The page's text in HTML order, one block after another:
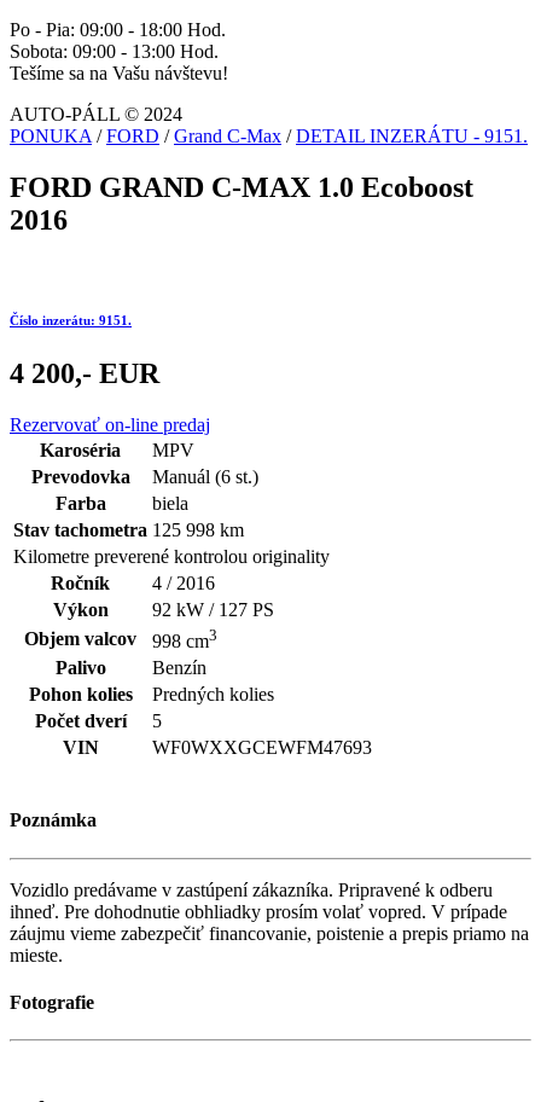
Po - Pia: 09:00 - 18:00 Hod.
Sobota: 09:00 - 13:00 Hod.
Tešíme sa na Vašu návštevu!
AUTO-PÁLL © 2024
PONUKA / FORD / Grand C-Max / DETAIL INZERÁTU - 9151.
FORD GRAND C-MAX 1.0 Ecoboost
2016
Číslo inzerátu: 9151.
4 200,- EUR
Rezervovať on-line predaj
Karoséria
MPV
Prevodovka
Manuál (6 st.)
Farba
biela
Stav tachometra 125 998 km
Kilometre preverené kontrolou originality
Ročník
4 / 2016
Výkon
92 kW / 127 PS
Objem valcov
998 cm3
Palivo
Benzín
Pohon kolies
Predných kolies
Počet dverí
5
VIN
WF0WXXGCEWFM47693
Poznámka
Vozidlo predávame v zastúpení zákazníka. Pripravené k odberu
ihneď. Pre dohodnutie obhliadky prosím volať vopred. V prípade
záujmu vieme zabezpečiť financovanie, poistenie a prepis priamo na
mieste.
Fotografie